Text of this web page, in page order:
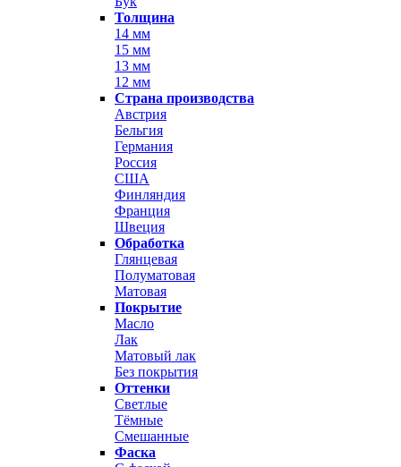
Толщина
14 мм
15 мм
13 мм
12 мм
Страна производства
Австрия
Бельгия
Германия
Россия
США
Финляндия
Франция
Швеция
Обработка
Глянцевая
Полуматовая
Матовая
Покрытие
Масло
Лак
Матовый лак
Без покрытия
Оттенки
Светлые
Тёмные
Смешанные
Фаска